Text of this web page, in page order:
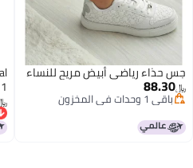
جس حذاء رياضي أبيض مريح للنساء
﷼‏88.30
باقي 1 وحدات في المخزون
باقي 1 وحدات في المخزون